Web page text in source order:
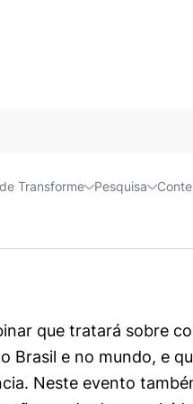
Transforme Pesquisa
que tratará sobre
Brasil e no mundo, e
Neste evento